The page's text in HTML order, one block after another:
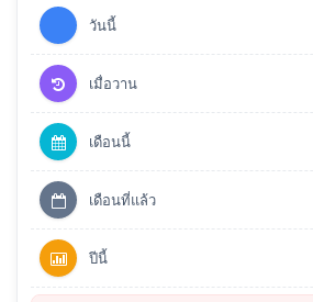
วันนี้
เมื่อวาน
เดือนนี้
เดือนที่แล้ว
ปีนี้